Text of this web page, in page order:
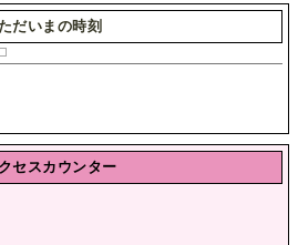
だいまの時刻
セスカウンター